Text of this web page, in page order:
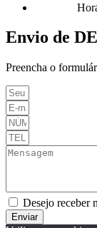
Envio de
Preencha o
Desejo receber
Enviar